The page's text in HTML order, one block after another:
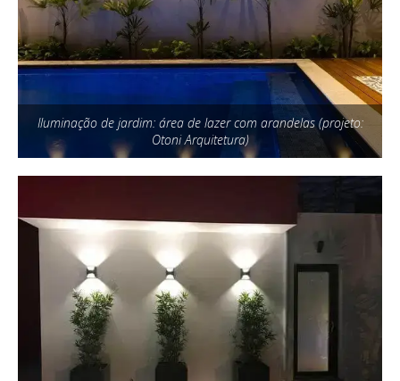
Iluminação de jardim: área de lazer com arandelas (projeto:
Otoni Arquitetura)